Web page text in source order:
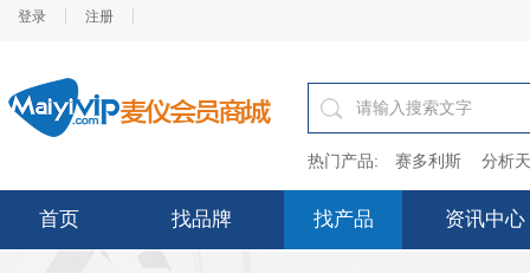
登录 注册
热门产品: 赛多利斯 分析
首页 找品牌 找产品 资讯中心